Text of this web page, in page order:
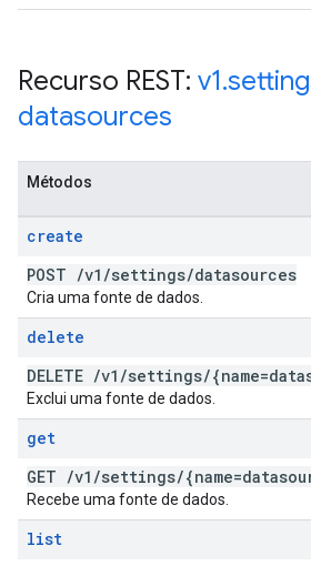
Recurso REST: v1.
datasources
Métodos
create
POST /v1 /settings/datasources
Cria uma fonte de dados.
delete
DELETE /v1 /settings/
Exclui uma fonte de dados.
get
GET /v1 /settings/
Recebe uma fonte de dados.
list